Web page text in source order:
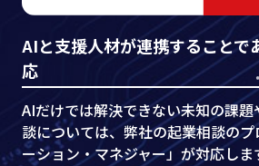
AIと支援人材が連携することで
応
AIだけでは解決できない未知の課
談については、弊社の起業相談の
ーション・マネジャー」が対応しま